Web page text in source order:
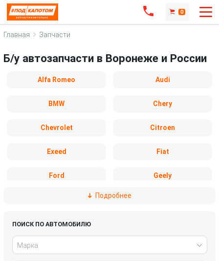
0
Главная Запчасти
Б/у автозапчасти в Воронеже и России
Alfa Romeo Audi
BMW Chery
Chevrolet Citroen
Exeed Fiat
Ford Geely
Infiniti
Подробнее
ПОИСК ПО АВТОМОБИЛЮ
Марка